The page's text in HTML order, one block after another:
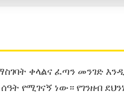
ቀላልና ፈጣን መንገድ
የሚገናኝ ነው። የገንዘብ